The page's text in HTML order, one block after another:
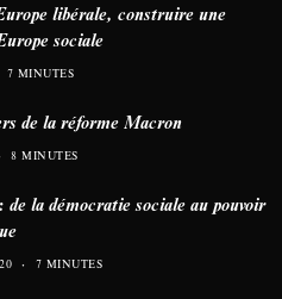
libérale, construire une
sociale
7 MINUTES
de la réforme Macron
8 MINUTES
de la démocratie sociale au pouvoir
7 MINUTES